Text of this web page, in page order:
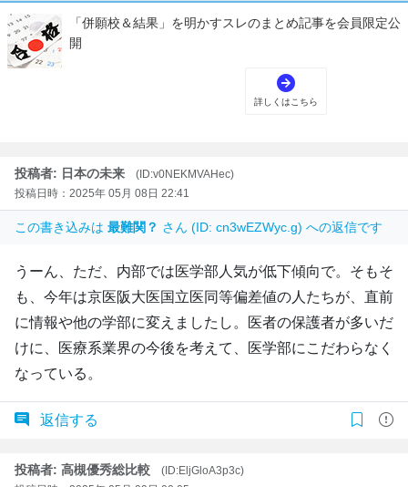
投稿者: 日本の未来
(ID:v0NEKMVAHec)
投稿日時：2025年 05月 08日 22:41
この書き込みは 最難関？ さん (ID: cn3wEZWyc.g) への返信です
うーん、ただ、内部では医学部人気が低下傾向で。そもそ
も、今年は京医阪大医国立医同等偏差値の人たちが、直前
に情報や他の学部に変えましたし。医者の保護者が多いだ
けに、医療系業界の今後を考えて、医学部にこだわらなく
なっている。
返信する
投稿者: 高槻優秀総比較
(ID:EljGloA3p3c)